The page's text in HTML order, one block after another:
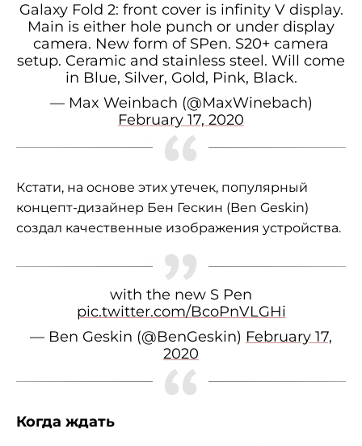
Galaxy Fold 2: front cover is infinity V display.
Main is either hole punch or under display
camera. New form of SPen. S20+ camera
setup. Ceramic and stainless steel. Will come
in Blue, Silver, Gold, Pink, Black.
— Max Weinbach (@MaxWinebach)
February 17, 2020
Кстати, на основе этих утечек, популярный
концепт-дизайнер Бен Гескин (Ben Geskin)
создал качественные изображения устройства.
with the new S Pen
pic.twitter.com/BcoPnVLGHi
— Ben Geskin (@BenGeskin) February 17,
2020
Когда ждать